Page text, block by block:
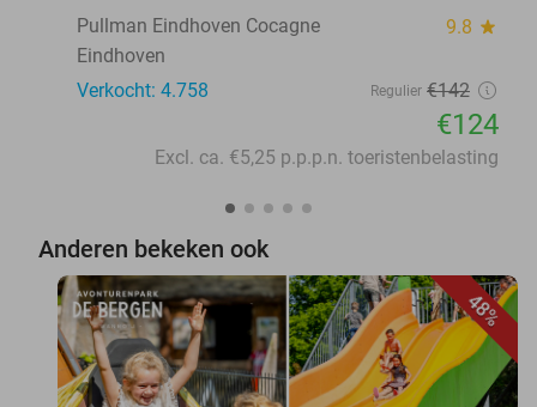
Pullman Eindhoven Cocagne
9.8 star
Eindhoven
Verkocht: 4.758
Regulier €142
€124
Excl. ca. €5,25 p.p.p.n. toeristenbelasting
Anderen bekeken ook
48%